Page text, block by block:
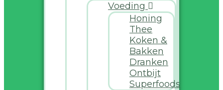
Voeding
Honing
Thee
Koken &
Bakken
Dranken
Ontbijt
Superfoods